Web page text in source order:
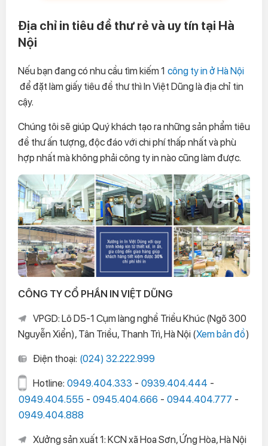
Địa chỉ in tiêu đề thư rẻ và uy tín tại Hà
Nội
Nếu bạn đang có nhu cầu tìm kiếm 1 công ty in ở Hà Nội
để đặt làm giấy tiêu đề thư thì In Việt Dũng là địa chỉ tin
cậy.
Chúng tôi sẽ giúp Quý khách tạo ra những sản phẩm tiêu
đề thư ấn tượng, độc đáo với chi phí thấp nhất và phù
hợp nhất mà không phải công ty in nào cũng làm được.
CÔNG TY CỔ PHẦN IN VIỆT DŨNG
VPGD: Lô D5-1 Cụm làng nghề Triều Khúc (Ngõ 300
Nguyễn Xiển), Tân Triều, Thanh Trì, Hà Nội (Xem bản đồ)
Điện thoại: (024) 32.222.999
Hotline: 0949.404.333 - 0939.404.444 -
0949.404.555 - 0945.404.666 - 0944.404.777 -
0949.404.888
Xưởng sản xuất 1: KCN xã Hoa Sơn, Ứng Hòa, Hà Nội